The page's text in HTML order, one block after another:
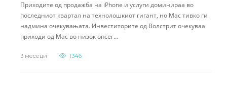
Приходите од продажба на iPhone и услуги доминираа во
последниот квартал на технолошкиот гигант, но Mac тивко ги
надмина очекувањата. Инвеститорите од Волстрит очекуваа
приходи од Mac во низок опсег…
3 месеци 1346